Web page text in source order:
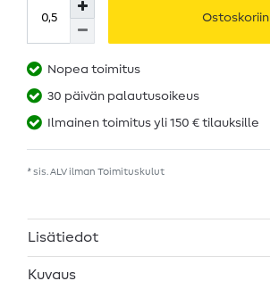
Ostoskoriin
Nopea toimitus
30 päivän palautusoikeus
Ilmainen toimitus yli 150 € tilauksille
* sis. ALV ilman Toimituskulut
Lisätiedot
Kuvaus